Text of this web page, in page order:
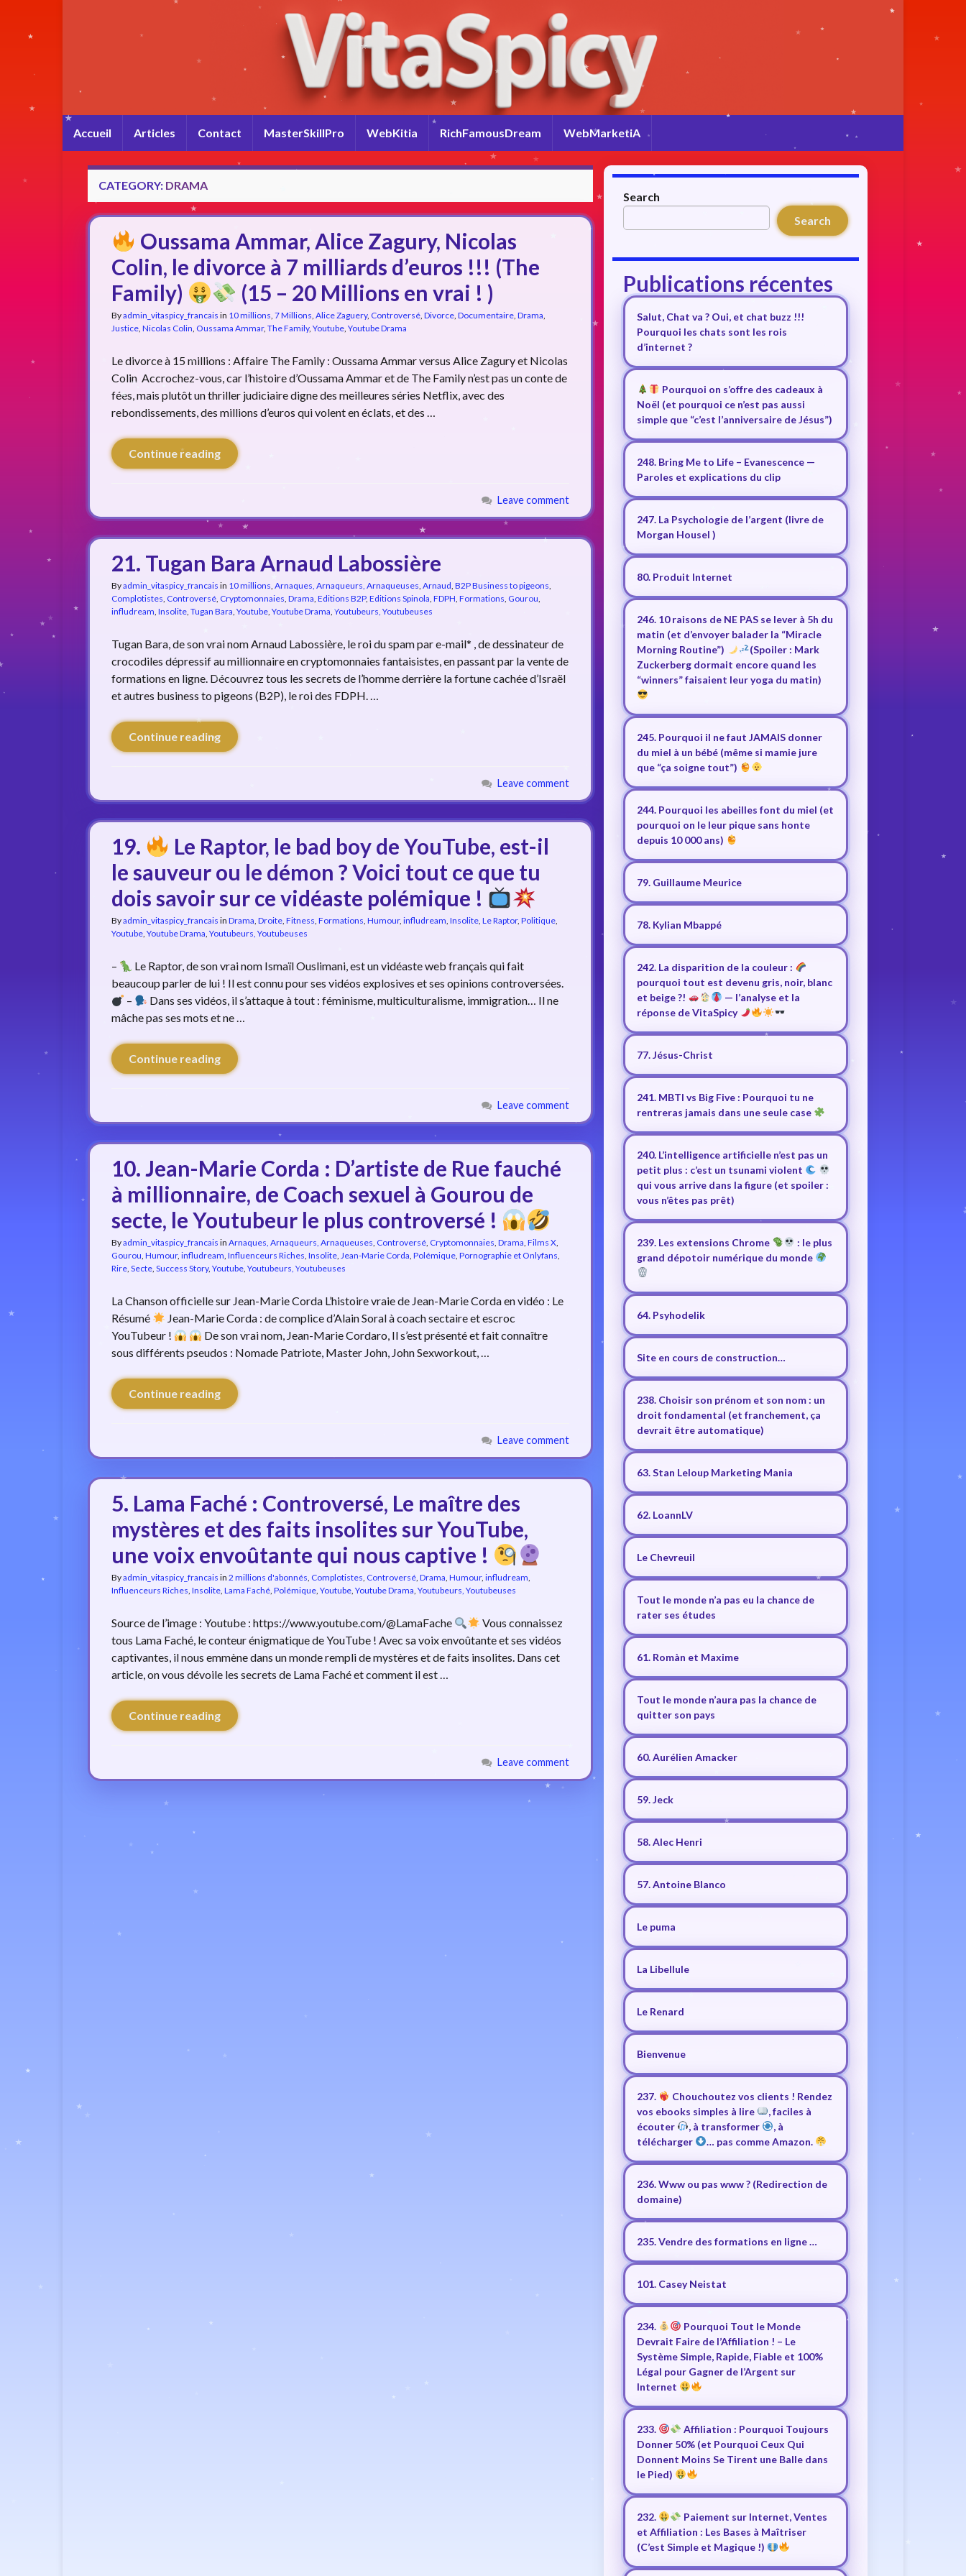
Accueil Articles Contact MasterSkillPro WebKitia RichFamousDream WebMarketiA
CATEGORY: DRAMA
Oussama Ammar, Alice Zagury, Nicolas
Colin, le divorce à 7 milliards d’euros !!! (The
Family)
(15 – 20 Millions en vrai ! )
Byadmin_vitaspicy_francais in 10 millions, 7 Millions, Alice Zaguery, Controversé, Divorce, Documentaire, Drama,
Justice, Nicolas Colin, Oussama Ammar, The Family, Youtube, Youtube Drama
Le divorce à 15 millions : Affaire The Family : Oussama Ammar versus Alice Zagury et Nicolas
Colin Accrochez-vous, car l’histoire d’Oussama Ammar et de The Family n’est pas un conte de
fées, mais plutôt un thriller judiciaire digne des meilleures séries Netflix, avec des
rebondissements, des millions d’euros qui volent en éclats, et des …
Continue reading
Leave comment
21. Tugan Bara Arnaud Labossière
Byadmin_vitaspicy_francais in 10 millions, Arnaques, Arnaqueurs, Arnaqueuses, Arnaud, B2P Business to pigeons,
Complotistes, Controversé, Cryptomonnaies, Drama, Editions B2P, Editions Spinola, FDPH, Formations, Gourou,
infludream, Insolite, Tugan Bara, Youtube, Youtube Drama, Youtubeurs, Youtubeuses
Tugan Bara, de son vrai nom Arnaud Labossière, le roi du spam par e-mail* , de dessinateur de
crocodiles dépressif au millionnaire en cryptomonnaies fantaisistes, en passant par la vente de
formations en ligne. Découvrez tous les secrets de l’homme derrière la fortune cachée d’Israël
et autres business to pigeons (B2P), le roi des FDPH. …
Continue reading
Leave comment
19.
Le Raptor, le bad boy de YouTube, est-il
le sauveur ou le démon ? Voici tout ce que tu
dois savoir sur ce vidéaste polémique !
Byadmin_vitaspicy_francais in Drama, Droite, Fitness, Formations, Humour, infludream, Insolite, Le Raptor, Politique,
Youtube, Youtube Drama, Youtubeurs, Youtubeuses
–
Le Raptor, de son vrai nom Ismaïl Ouslimani, est un vidéaste web français qui fait
beaucoup parler de lui ! Il est connu pour ses vidéos explosives et ses opinions controversées.
–
Dans ses vidéos, il s’attaque à tout : féminisme, multiculturalisme, immigration… Il ne
mâche pas ses mots et ne …
Continue reading
Leave comment
10. Jean-Marie Corda : D’artiste de Rue fauché
à millionnaire, de Coach sexuel à Gourou de
secte, le Youtubeur le plus controversé !
Byadmin_vitaspicy_francais in Arnaques, Arnaqueurs, Arnaqueuses, Controversé, Cryptomonnaies, Drama, Films X,
Gourou, Humour, infludream, Influenceurs Riches, Insolite, Jean-Marie Corda, Polémique, Pornographie et Onlyfans,
Rire, Secte, Success Story, Youtube, Youtubeurs, Youtubeuses
La Chanson officielle sur Jean-Marie Corda L’histoire vraie de Jean-Marie Corda en vidéo : Le
Résumé
Jean-Marie Corda : de complice d’Alain Soral à coach sectaire et escroc
YouTubeur !
De son vrai nom, Jean-Marie Cordaro, Il s’est présenté et fait connaître
sous différents pseudos : Nomade Patriote, Master John, John Sexworkout, …
Continue reading
Leave comment
5. Lama Faché : Controversé, Le maître des
mystères et des faits insolites sur YouTube,
une voix envoûtante qui nous captive !
Byadmin_vitaspicy_francais in 2 millions d'abonnés, Complotistes, Controversé, Drama, Humour, infludream,
Influenceurs Riches, Insolite, Lama Faché, Polémique, Youtube, Youtube Drama, Youtubeurs, Youtubeuses
Source de l’image : Youtube : https://www.youtube.com/@LamaFache
Vous connaissez
tous Lama Faché, le conteur énigmatique de YouTube ! Avec sa voix envoûtante et ses vidéos
captivantes, il nous emmène dans un monde rempli de mystères et de faits insolites. Dans cet
article, on vous dévoile les secrets de Lama Faché et comment il est …
Continue reading
Leave comment
Search
Search
Publications récentes
Salut, Chat va ? Oui, et chat buzz !!!
Pourquoi les chats sont les rois
d’internet ?
Pourquoi on s’offre des cadeaux à
Noël (et pourquoi ce n’est pas aussi
simple que “c’est l’anniversaire de Jésus”)
248. Bring Me to Life – Evanescence —
Paroles et explications du clip
247. La Psychologie de l’argent (livre de
Morgan Housel )
80. Produit Internet
246. 10 raisons de NE PAS se lever à 5h du
matin (et d’envoyer balader la “Miracle
Morning Routine”)
(Spoiler : Mark
Zuckerberg dormait encore quand les
“winners” faisaient leur yoga du matin)
245. Pourquoi il ne faut JAMAIS donner
du miel à un bébé (même si mamie jure
que “ça soigne tout”)
244. Pourquoi les abeilles font du miel (et
pourquoi on le leur pique sans honte
depuis 10 000 ans)
79. Guillaume Meurice
78. Kylian Mbappé
242. La disparition de la couleur :
pourquoi tout est devenu gris, noir, blanc
et beige ?!
— l’analyse et la
réponse de VitaSpicy
77. Jésus-Christ
241. MBTI vs Big Five : Pourquoi tu ne
rentreras jamais dans une seule case
240. L’intelligence artificielle n’est pas un
petit plus : c’est un tsunami violent
qui vous arrive dans la figure (et spoiler :
vous n’êtes pas prêt)
239. Les extensions Chrome
: le plus
grand dépotoir numérique du monde
64. Psyhodelik
Site en cours de construction…
238. Choisir son prénom et son nom : un
droit fondamental (et franchement, ça
devrait être automatique)
63. Stan Leloup Marketing Mania
62. LoannLV
Le Chevreuil
Tout le monde n’a pas eu la chance de
rater ses études
61. Romàn et Maxime
Tout le monde n’aura pas la chance de
quitter son pays
60. Aurélien Amacker
59. Jeck
58. Alec Henri
57. Antoine Blanco
Le puma
La Libellule
Le Renard
Bienvenue
237.
Chouchoutez vos clients ! Rendez
vos ebooks simples à lire
, faciles à
écouter
, à transformer
, à
télécharger
… pas comme Amazon.
236. Www ou pas www ? (Redirection de
domaine)
235. Vendre des formations en ligne …
101. Casey Neistat
234.
Pourquoi Tout le Monde
Devrait Faire de l’Affiliation ! – Le
Système Simple, Rapide, Fiable et 100%
Légal pour Gagner de l’Argent sur
Internet
233.
Affiliation : Pourquoi Toujours
Donner 50% (et Pourquoi Ceux Qui
Donnent Moins Se Tirent une Balle dans
le Pied)
232.
Paiement sur Internet, Ventes
et Affiliation : Les Bases à Maîtriser
(C’est Simple et Magique !)